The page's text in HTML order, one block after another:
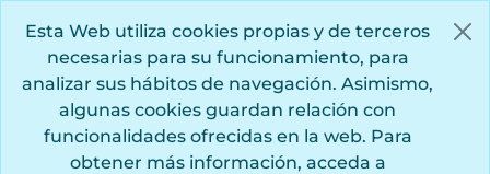
Esta Web utiliza cookies propias y de terceros
necesarias para su funcionamiento, para
analizar sus hábitos de navegación. Asimismo,
algunas cookies guardan relación con
funcionalidades ofrecidas en la web. Para
obtener más información, acceda a